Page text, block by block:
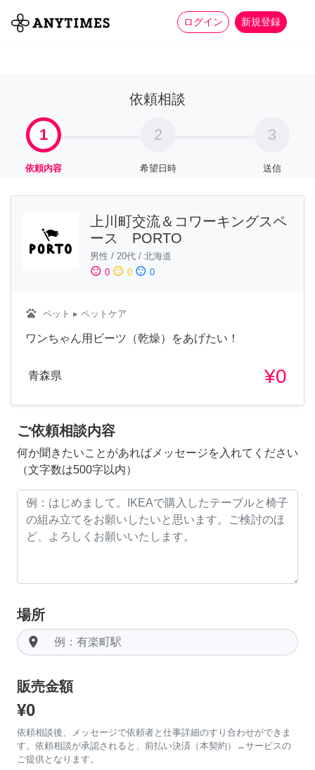
ログイン 新規登録
全て 家事 more_horiz
依頼相談
1
依頼内容
2
希望日時
3
送信
上川町交流＆コワーキングスペ
ース PORTO
男性 / 20代 / 北海道
sentiment_satisfied 0 sentiment_neutral 0 sentiment_dissatisfied 0
pets ペット ▸ ペットケア
ワンちゃん用ビーツ（乾燥）をあげたい！
青森県 ¥0
ご依頼相談内容
何か聞きたいことがあればメッセージを入れてください
（文字数は500字以内）
場所
room
販売金額
¥0
依頼相談後、メッセージで依頼者と仕事詳細のすり合わせができま
す。依頼相談が承認されると、前払い決済（本契約）→サービスの
ご提供となります。